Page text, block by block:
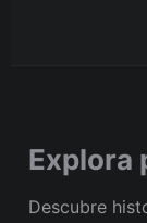
Explora
Descubre